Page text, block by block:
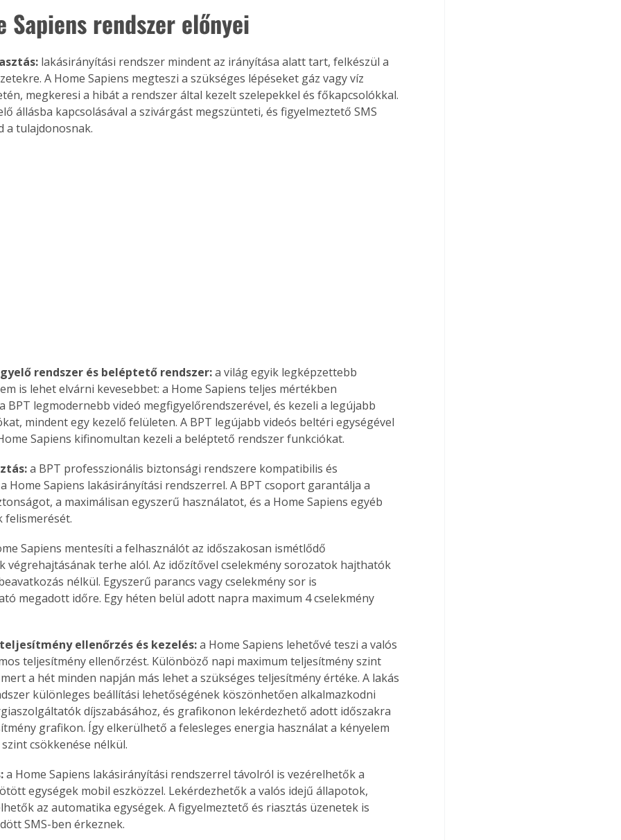
Gyógyító növények: a
természet kincsei az
Sapiens rendszer előnyei
lakásirányítási rendszer mindent az irányítása alatt tart, felkészül a
A Home Sapiens megteszi a szükséges lépéseket gáz vagy víz
megkeresi a hibát a rendszer által kezelt szelepekkel és főkapcsolókkal.
állásba kapcsolásával a szivárgást megszünteti, és figyelmeztető SMS
a tulajdonosnak.
rendszer és beléptető rendszer: a világ egyik legképzettebb
is lehet elvárni kevesebbet: a Home Sapiens teljes mértékben
BPT legmodernebb videó megfigyelőrendszerével, és kezeli a legújabb
mindent egy kezelő felületen. A BPT legújabb videós beltéri egységével
Sapiens kifinomultan kezeli a beléptető rendszer funkciókat.
a BPT professzionális biztonsági rendszere kompatibilis és
Home Sapiens lakásirányítási rendszerrel. A BPT csoport garantálja a
a maximálisan egyszerű használatot, és a Home Sapiens egyéb
felismerését.
Sapiens mentesíti a felhasználót az időszakosan ismétlődő
végrehajtásának terhe alól. Az időzítővel cselekmény sorozatok hajthatók
nélkül. Egyszerű parancs vagy cselekmény sor is
megadott időre. Egy héten belül adott napra maximum 4 cselekmény
ellenőrzés és kezelés: a Home Sapiens lehetővé teszi a valós
teljesítmény ellenőrzést. Különböző napi maximum teljesítmény szint
a hét minden napján más lehet a szükséges teljesítmény értéke. A lakás
különleges beállítási lehetőségének köszönhetően alkalmazkodni
díjszabásához, és grafikonon lekérdezhető adott időszakra
grafikon. Így elkerülhető a felesleges energia használat a kényelem
csökkenése nélkül.
a Home Sapiens lakásirányítási rendszerrel távolról is vezérelhetők a
egységek mobil eszközzel. Lekérdezhetők a valós idejű állapotok,
az automatika egységek. A figyelmeztető és riasztás üzenetek is
SMS-ben érkeznek.